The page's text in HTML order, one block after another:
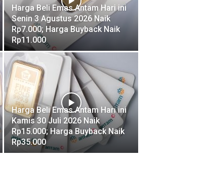
Harga Beli Emas Antam Hari ini
Senin 3 Agustus 2026 Naik
Rp7.000; Harga Buyback Naik
Rp11.000
Harga Beli Emas Antam Hari ini
Kamis 30 Juli 2026 Naik
Rp15.000; Harga Buyback Naik
Rp35.000